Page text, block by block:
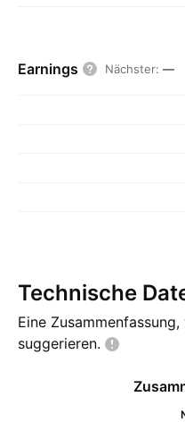
Earnings Nächster: —
Technische
Eine
suggerieren.